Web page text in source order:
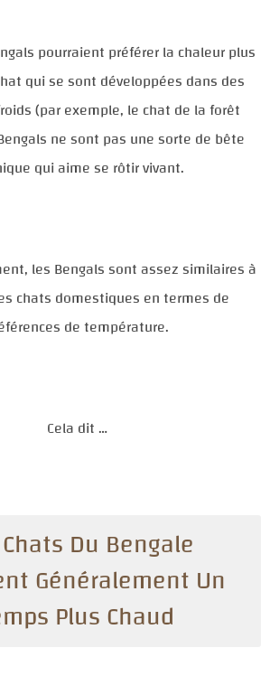
pourraient préférer la chaleur plus
qui se sont développées dans des
(par exemple, le chat de la forêt
ne sont pas une sorte de bête
qui aime se rôtir vivant.
les Bengals sont assez similaires à
chats domestiques en termes de
de température.
Cela dit …
Du Bengale
Généralement Un
Plus Chaud